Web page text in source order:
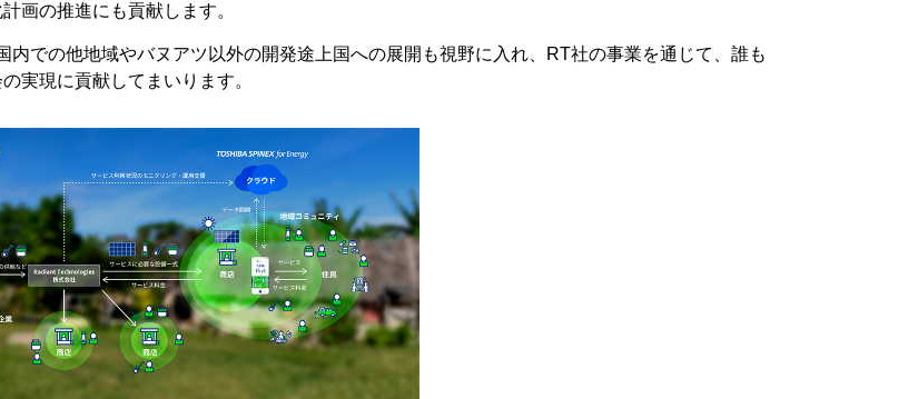
画の推進にも貢献します。
での他地域やバヌアツ以外の開発途上国への展開も視野に入れ、RT社の事業を通じて、誰も
実現に貢献してまいります。